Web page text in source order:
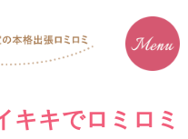
キキでロミロミ